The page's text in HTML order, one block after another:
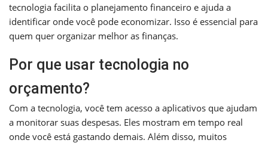
tecnologia facilita o planejamento financeiro e ajuda a
identificar onde você pode economizar. Isso é essencial para
quem quer organizar melhor as finanças.
Por que usar tecnologia no
orçamento?
Com a tecnologia, você tem acesso a aplicativos que ajudam
a monitorar suas despesas. Eles mostram em tempo real
onde você está gastando demais. Além disso, muitos